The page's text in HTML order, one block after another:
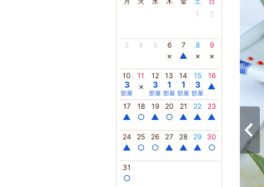
1 2
3 4 5 6
×
7
▲
8
×
9
×
10
3
部屋
11
×
12
3
部屋
13
1
部屋
14
1
部屋
15
3
部屋
16
▲
17
▲
18
○
19
▲
20
○
21
▲
22
▲
23
▲
24
▲
25
○
26
○
27
▲
28
▲
29
▲
30
○
31
○